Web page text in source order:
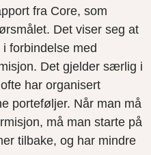
fra Core, som
Det viser seg at
forbindelse med
Det gjelder særlig i
har organisert
porteføljer. Når man må
må man starte på
tilbake, og har mindre